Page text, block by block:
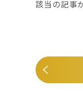
該当の記事